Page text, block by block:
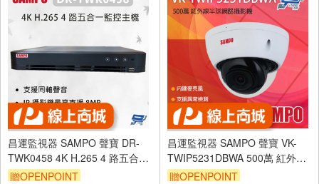
昌運監視器 SAMPO 聲寶 DR-
TWK0458 4K H.265 4 路五合一
監控主機 最大支援 10TB硬碟
贈OPENPOINT
昌運監視器 SAMPO 聲寶 VK-
TWIP5231DBWA 500萬 紅外線
半球網路攝影機 內建麥克風 紅
贈OPENPOINT